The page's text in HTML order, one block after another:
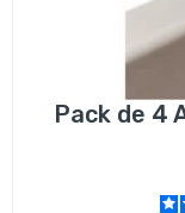
Pack de 4